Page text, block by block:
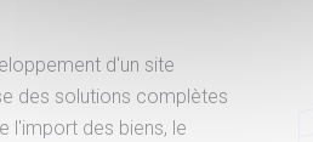
d'un site
des solutions complètes
l'import des biens, le